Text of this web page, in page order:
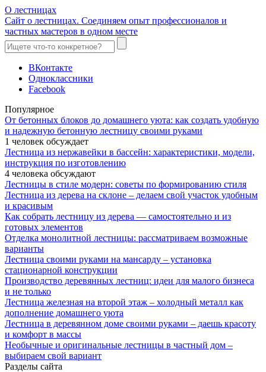
О лестницах
Сайт о лестницах. Соединяем опыт профессионалов и
частных мастеров в одном месте
ВКонтакте
Одноклассники
Facebook
Популярное
От бетонных блоков до домашнего уюта: как создать удобную
и надежную бетонную лестницу своими руками
1 человек обсуждает
Лестница из нержавейки в бассейн: характеристики, модели,
инструкция по изготовлению
4 человека обсуждают
Лестницы в стиле модерн: советы по формированию стиля
Лестница из дерева на склоне – делаем свой участок удобным
и красивым
Как собрать лестницу из дерева — самостоятельно и из
готовых элементов
Отделка монолитной лестницы: рассматриваем возможные
варианты
Лестница своими руками на мансарду – установка
стационарной конструкции
Производство деревянных лестниц: идеи для малого бизнеса
и не только
Лестница железная на второй этаж – холодный металл как
дополнение домашнего уюта
Лестница в деревянном доме своими руками – даешь красоту
и комфорт в массы
Необычные и оригинальные лестницы в частный дом –
выбираем свой вариант
Разделы сайта